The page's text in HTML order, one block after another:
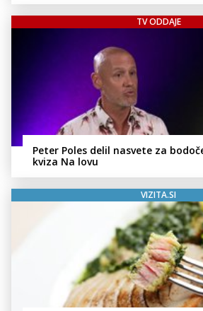
TV ODDAJE
Peter Poles delil nasvete za
kviza Na lovu
VIZITA.SI